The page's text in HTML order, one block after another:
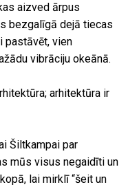
aizved ārpus
bezgalīgā dejā tiecas
pastāvēt, vien
vibrāciju okeānā.
arhitektūra ir
Šiltkampai par
mūs visus negaidīti un
lai mirklī “šeit un